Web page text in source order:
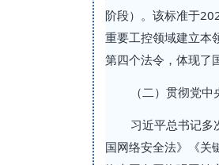
阶段）。该标准于
重要工控领域建立本
第四个法令，体现了
（二）贯彻党
习近平总书记多
国网络安全法》《关